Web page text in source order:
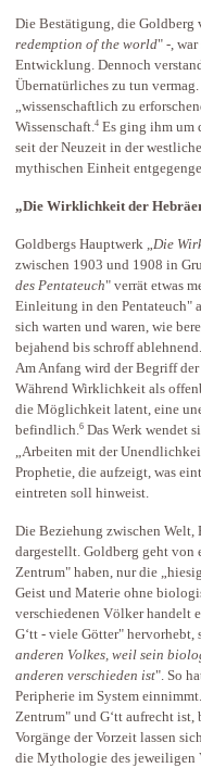
Die Bestätigung, die Goldberg
redemption of the world" -,
Entwicklung. Dennoch
Übernatürliches zu tun
„wissenschaftlich zu
Wissenschaft.4 Es ging ihm um
seit der Neuzeit in der
mythischen Einheit
„Die Wirklichkeit der
Goldbergs Hauptwerk „Die
zwischen 1903 und 1908 in
des Pentateuch" verrät etwas
Einleitung in den Pentateuch"
sich warten und waren, wie
bejahend bis schroff ablehnend.
Am Anfang wird der Begriff
Während Wirklichkeit als
die Möglichkeit latent, eine
befindlich.6 Das Werk wendet
„Arbeiten mit der
Prophetie, die aufzeigt, was
eintreten soll hinweist.
Die Beziehung zwischen Welt,
dargestellt. Goldberg geht von
Zentrum" haben, nur die
Geist und Materie ohne
verschiedenen Völker handelt
G‘tt - viele Götter" hervorhebt,
anderen Volkes, weil sein
anderen verschieden ist". So
Peripherie im System einnimmt.
Zentrum" und G‘tt aufrecht
Vorgänge der Vorzeit lassen
die Mythologie des jeweiligen